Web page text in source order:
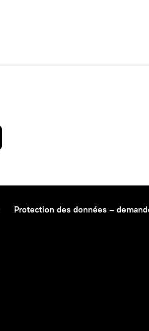
Protection des données –